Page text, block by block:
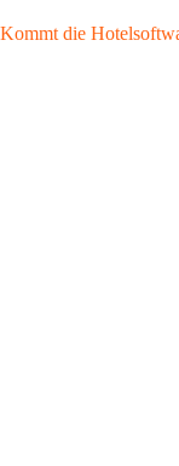
Kommt die